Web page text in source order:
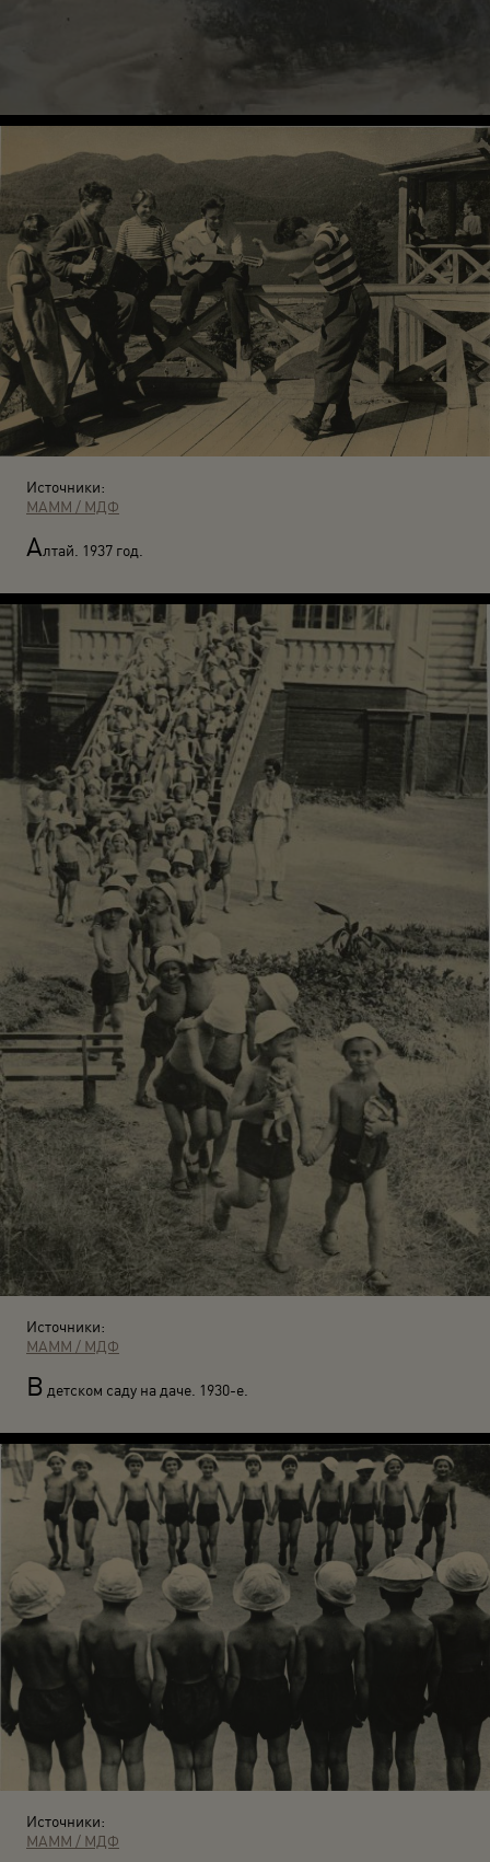
Источники:
МАММ / МДФ
Алтай. 1937 год.
Источники:
МАММ / МДФ
В детском саду на даче. 1930-е.
Источники:
МАММ / МДФ